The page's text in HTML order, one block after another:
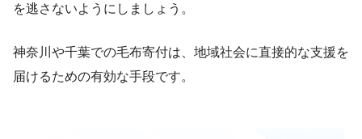
を逃さないようにしましょう。
神奈川や千葉での毛布寄付は、地域社会に直接的な支援を
届けるための有効な手段です。